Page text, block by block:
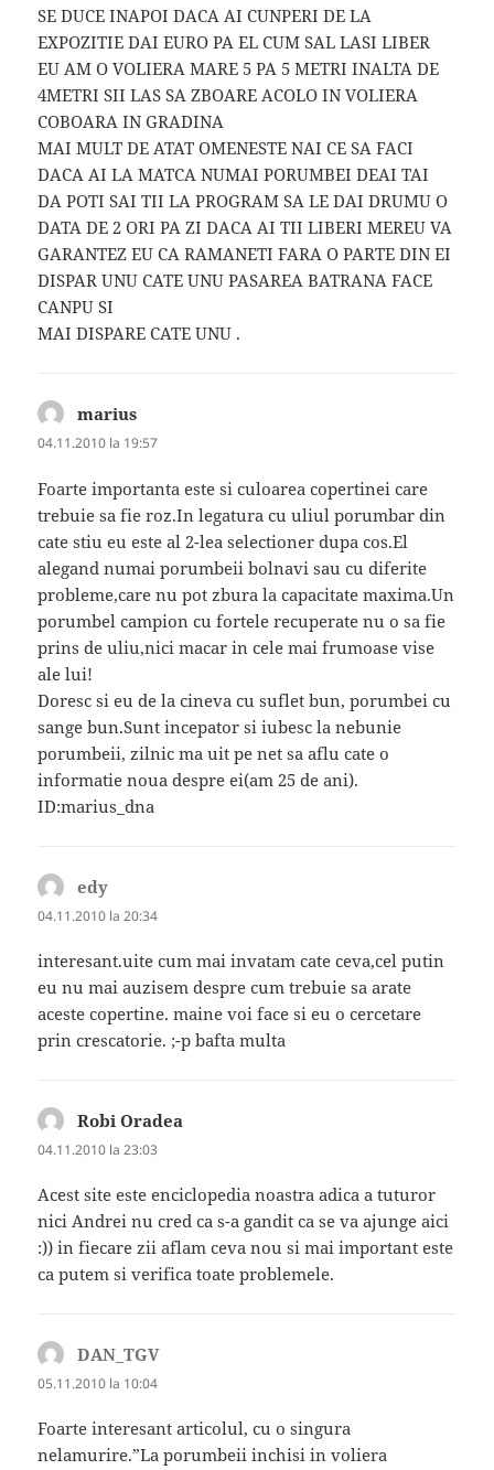
SE DUCE INAPOI DACA AI CUNPERI DE LA
EXPOZITIE DAI EURO PA EL CUM SAL LASI LIBER
EU AM O VOLIERA MARE 5 PA 5 METRI INALTA DE
4METRI SII LAS SA ZBOARE ACOLO IN VOLIERA
COBOARA IN GRADINA
MAI MULT DE ATAT OMENESTE NAI CE SA FACI
DACA AI LA MATCA NUMAI PORUMBEI DEAI TAI
DA POTI SAI TII LA PROGRAM SA LE DAI DRUMU O
DATA DE 2 ORI PA ZI DACA AI TII LIBERI MEREU VA
GARANTEZ EU CA RAMANETI FARA O PARTE DIN EI
DISPAR UNU CATE UNU PASAREA BATRANA FACE
CANPU SI
MAI DISPARE CATE UNU .
marius
04.11.2010 la 19:57
Foarte importanta este si culoarea copertinei care
trebuie sa fie roz.In legatura cu uliul porumbar din
cate stiu eu este al 2-lea selectioner dupa cos.El
alegand numai porumbeii bolnavi sau cu diferite
probleme,care nu pot zbura la capacitate maxima.Un
porumbel campion cu fortele recuperate nu o sa fie
prins de uliu,nici macar in cele mai frumoase vise
ale lui!
Doresc si eu de la cineva cu suflet bun, porumbei cu
sange bun.Sunt incepator si iubesc la nebunie
porumbeii, zilnic ma uit pe net sa aflu cate o
informatie noua despre ei(am 25 de ani).
ID:marius_dna
edy
04.11.2010 la 20:34
interesant.uite cum mai invatam cate ceva,cel putin
eu nu mai auzisem despre cum trebuie sa arate
aceste copertine. maine voi face si eu o cercetare
prin crescatorie. ;-p bafta multa
Robi Oradea
04.11.2010 la 23:03
Acest site este enciclopedia noastra adica a tuturor
nici Andrei nu cred ca s-a gandit ca se va ajunge aici
:)) in fiecare zii aflam ceva nou si mai important este
ca putem si verifica toate problemele.
DAN_TGVspune:
05.11.2010 la 10:04
Foarte interesant articolul, cu o singura
nelamurire.”La porumbeii inchisi in voliera